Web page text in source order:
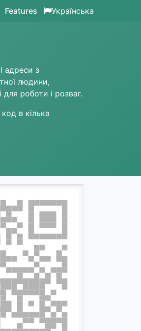
Features Українська
адреси з
людини,
роботи і розваг.
в кілька